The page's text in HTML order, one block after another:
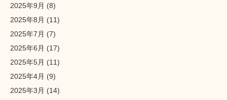
2025年9月 (8)
2025年8月 (11)
2025年7月 (7)
2025年6月 (17)
2025年5月 (11)
2025年4月 (9)
2025年3月 (14)